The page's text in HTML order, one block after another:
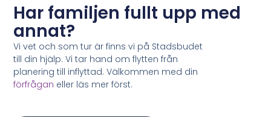
Har familjen fullt upp med
annat?
Vi vet och som tur är finns vi på Stadsbudet
till din hjälp. Vi tar hand om flytten från
planering till inflyttad. Välkommen med din
förfrågan eller läs mer först.